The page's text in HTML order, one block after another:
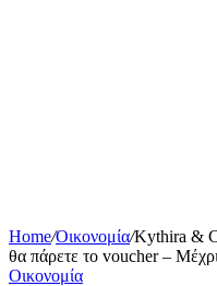
Home/Οικονομία/Kythira &
θα πάρετε το voucher – Μέχρι
Οικονομία